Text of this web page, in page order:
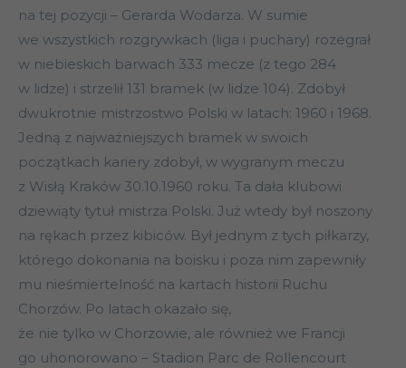
na tej pozycji – Gerarda Wodarza. W sumie
we wszystkich rozgrywkach (liga i puchary) rozegrał
w niebieskich barwach 333 mecze (z tego 284
w lidze) i strzelił 131 bramek (w lidze 104). Zdobył
dwukrotnie mistrzostwo Polski w latach: 1960 i 1968.
Jedną z najważniejszych bramek w swoich
początkach kariery zdobył, w wygranym meczu
z Wisłą Kraków 30.10.1960 roku. Ta dała klubowi
dziewiąty tytuł mistrza Polski. Już wtedy był noszony
na rękach przez kibiców. Był jednym z tych piłkarzy,
którego dokonania na boisku i poza nim zapewniły
mu nieśmiertelność na kartach historii Ruchu
Chorzów. Po latach okazało się,
że nie tylko w Chorzowie, ale również we Francji
go uhonorowano – Stadion Parc de Rollencourt